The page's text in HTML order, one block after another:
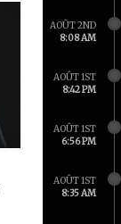
AOÛT 2ND
8:08 AM
AOÛT 1ST
8:42 PM
AOÛT 1ST
6:56 PM
AOÛT 1ST
8:35 AM